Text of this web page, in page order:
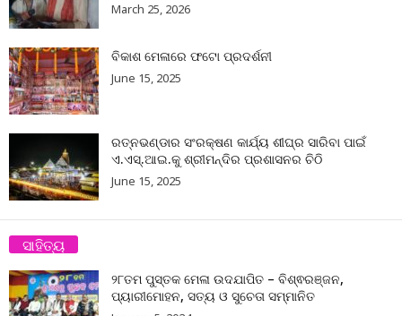
March 25, 2026
ବିକାଶ ମେଳାରେ ଫଟୋ ପ୍ରଦର୍ଶନୀ
June 15, 2025
ରତ୍ନଭଣ୍ଡାର ସଂରକ୍ଷଣ କାର୍ଯ୍ୟ ଶୀଘ୍ର ସାରିବା ପାଇଁ
ଏ.ଏସ୍.ଆଇ.କୁ ଶ୍ରୀମନ୍ଦିର ପ୍ରଶାସନର ଚିଠି
June 15, 2025
ସାହିତ୍ୟ
୨୮ତମ ପୁସ୍ତକ ମେଳା ଉଦଯାପିତ – ବିଶ୍ଵରଞ୍ଜନ,
ପ୍ୟାରୀମୋହନ, ସତ୍ୟ ଓ ସୁଚେତା ସମ୍ମାନିତ